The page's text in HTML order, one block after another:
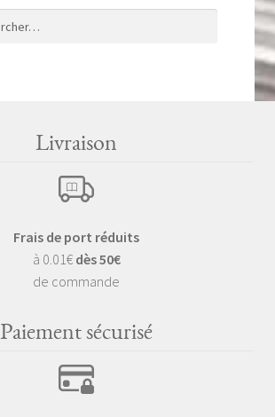
Livraison
Frais de port réduits
à 0.01€ dès 50€
de commande
Paiement sécurisé